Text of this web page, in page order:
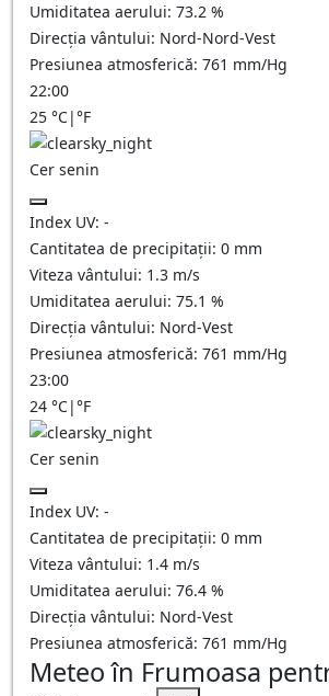
Umiditatea aerului: 73.2 %
Direcția vântului: Nord-Nord-Vest
Presiunea atmosferică: 761 mm/Hg
22:00
25 °C|°F
Cer senin
Index UV: -
Cantitatea de precipitații: 0 mm
Viteza vântului: 1.3 m/s
Umiditatea aerului: 75.1 %
Direcția vântului: Nord-Vest
Presiunea atmosferică: 761 mm/Hg
23:00
24 °C|°F
Cer senin
Index UV: -
Cantitatea de precipitații: 0 mm
Viteza vântului: 1.4 m/s
Umiditatea aerului: 76.4 %
Direcția vântului: Nord-Vest
Presiunea atmosferică: 761 mm/Hg
Meteo în Frumoasa